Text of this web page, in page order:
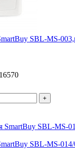
SBL-MS-
+
SBL-MS-